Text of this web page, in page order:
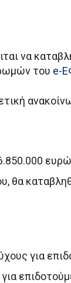
να
του e-
θα
για